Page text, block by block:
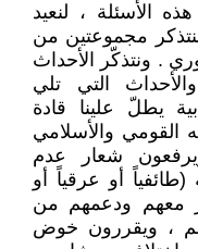
الأسئلة ، لنعيد
مجموعتين من
. ونتذكّر الأحداث
التي تلي
يطلّ علينا قادة
القومي والأسلامي
شعار عدم
(طائفياً أو عرقياً أو
معهم ودعمهم من
، ويقررون خوض